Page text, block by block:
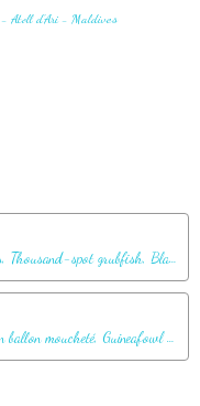
Pintade à taches noires, Parapercis à taches noires, Thousand-spot grubfish, Black dotted sand perch (Parapercis millepunctata) - Moofushi - Atoll d'Ari - Maldives
Tétrodon moucheté, Poisson ballon pintade, Poisson ballon moucheté, Guineafowl puffer, White spotted puffer (Arothron meleagris) - Moofushi - Atoll d'Ari - Maldives